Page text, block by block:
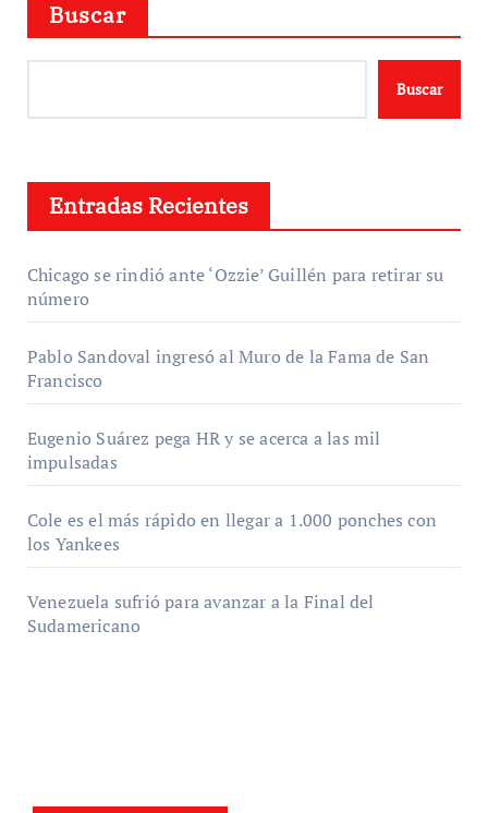
Buscar
Buscar
Entradas Recientes
Chicago se rindió ante ‘Ozzie’ Guillén para retirar su
número
Pablo Sandoval ingresó al Muro de la Fama de San
Francisco
Eugenio Suárez pega HR y se acerca a las mil
impulsadas
Cole es el más rápido en llegar a 1.000 ponches con
los Yankees
Venezuela sufrió para avanzar a la Final del
Sudamericano